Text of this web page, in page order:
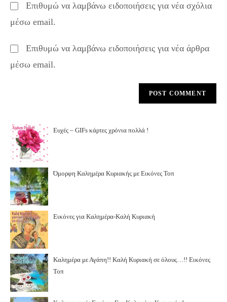
comment
URL
(optional)
Επιθυμώ να λαμβάνω ειδοποιήσεις για νέα σχόλια
μέσω email.
Επιθυμώ να λαμβάνω ειδοποιήσεις για νέα άρθρα
μέσω email.
Ευχές – GIFs κάρτες χρόνια πολλά !
Όμορφη Καλημέρα Κυριακής με Εικόνες Τοπ
Εικόνες για Καλημέρα-Καλή Κυριακή
Καλημέρα με Αγάπη!! Καλή Κυριακή σε όλους…!! Εικόνες
Τοπ